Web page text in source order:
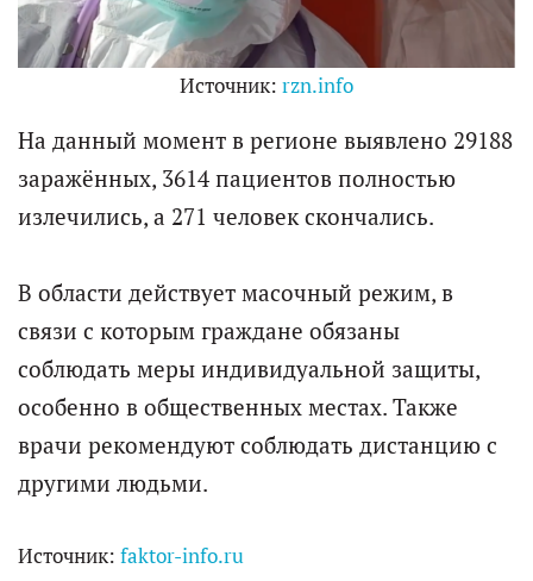
Источник: rzn.info
На данный момент в регионе выявлено 29188
заражённых, 3614 пациентов полностью
излечились, а 271 человек скончались.
В области действует масочный режим, в
связи с которым граждане обязаны
соблюдать меры индивидуальной защиты,
особенно в общественных местах. Также
врачи рекомендуют соблюдать дистанцию с
другими людьми.
Источник: faktor-info.ru